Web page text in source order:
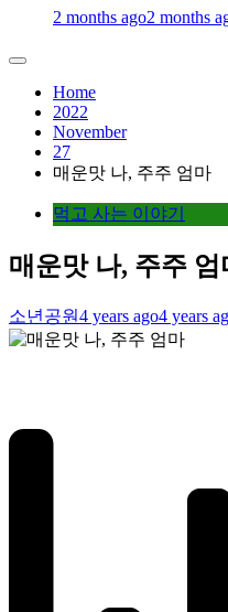
2 months ago2 months
Home
2022
November
27
매운맛 나, 주주 엄마
먹고 사는 이야기
매운맛 나, 주주 엄
소년공원4 years ago4 years